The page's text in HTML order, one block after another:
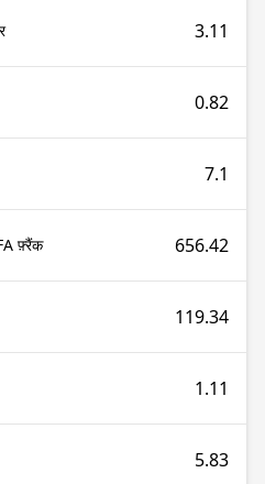
3.11
0.82
7.1
फ़्रैंक 656.42
119.34
1.11
5.83